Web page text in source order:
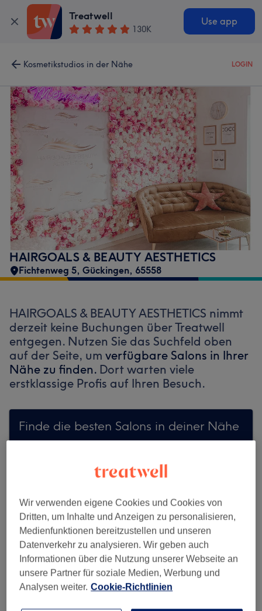
Treatwell
130K
Use app
Kosmetikstudios in der Nähe LOGIN
HAIRGOALS & BEAUTY AESTHETICS
Fichtenweg 5, Gückingen, 65558
HAIRGOALS & BEAUTY AESTHETICS nimmt
derzeit keine Buchungen über Treatwell
entgegen. Nutzen Sie das Suchfeld oben
auf der Seite, um verfügbare Salons in Ihrer
Nähe zu finden. Dort warten viele
erstklassige Profis auf Ihren Besuch.
Finde die besten Salons in deiner Nähe
Wir verwenden eigene Cookies und Cookies von
Dritten, um Inhalte und Anzeigen zu personalisieren,
Medienfunktionen bereitzustellen und unseren
Datenverkehr zu analysieren. Wir geben auch
Informationen über die Nutzung unserer Webseite an
unsere Partner für soziale Medien, Werbung und
Analysen weiter. Cookie-Richtlinien